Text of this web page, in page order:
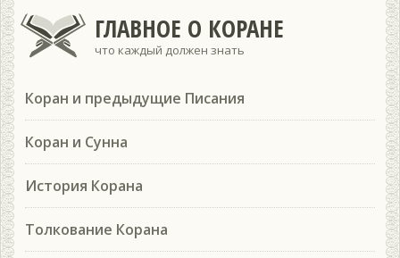
ГЛАВНОЕ О КОРАНЕ
что каждый должен знать
Коран и предыдущие Писания
Коран и Сунна
История Корана
Толкование Корана